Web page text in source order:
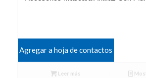
Agregar a hoja de contactos
Leer más